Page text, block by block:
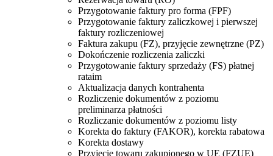
Przygotowanie faktury pro forma (FPF)
Przygotowanie faktury zaliczkowej i pierwszej
faktury rozliczeniowej
Faktura zakupu (FZ), przyjęcie zewnętrzne (PZ)
Dokończenie rozliczenia zaliczki
Przygotowanie faktury sprzedaży (FS) płatnej
rataim
Aktualizacja danych kontrahenta
Rozliczenie dokumentów z poziomu
preliminarza płatności
Rozliczanie dokumentów z poziomu listy
Korekta do faktury (FAKOR), korekta rabatowa
Korekta dostawy
Przyjęcie towaru zakupionego w UE (FZUE)